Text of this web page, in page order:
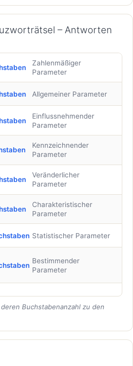
– Antworten
Zahlenmäßiger
Parameter
Allgemeiner Parameter
Einflussnehmender
Parameter
Kennzeichnender
Parameter
Veränderlicher
Parameter
Charakteristischer
Parameter
Statistischer Parameter
Bestimmender
Parameter
Buchstabenanzahl zu den